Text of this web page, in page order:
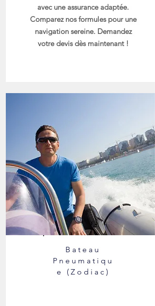
avec une assurance adaptée.
Comparez nos formules pour une
navigation sereine. Demandez
votre devis dès maintenant !
Bateau
Pneumatiqu
e (Zodiac)